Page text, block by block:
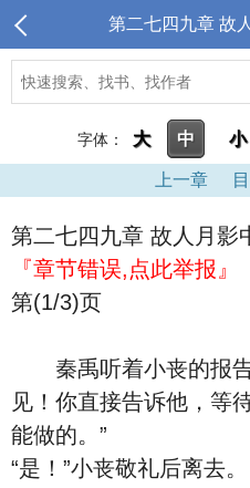
第二七四九章 故
字体： 大 中 小
上一章
第二七四九章 故人月影
『章节错误,点此举报』
第(1/3)页
秦禹听着小丧的报告
见！你直接告诉他，等
能做的。”
“是！”小丧敬礼后离去。